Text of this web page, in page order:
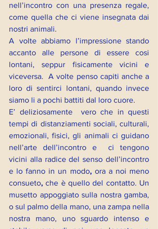
nell’incontro con una presenza regale,
come quella che ci viene insegnata dai
nostri animali.
A volte abbiamo l’impressione stando
accanto alle persone di essere cosi
lontani, seppur fisicamente vicini e
viceversa.  A volte penso capiti anche a
loro di sentirci lontani, quando invece
siamo li a pochi battiti dal loro cuore.
E’ deliziosamente  vero che in questi
tempi di distanziamenti sociali, culturali,
emozionali, fisici, gli animali ci guidano
nell’arte dell’incontro e  ci tengono
vicini alla radice del senso dell’incontro
e lo fanno in un modo, ora a noi meno
consueto, che è quello del contatto. Un
musetto appoggiato sulla nostra gamba,
o sul palmo della mano, una zampa nella
nostra mano, uno sguardo intenso e